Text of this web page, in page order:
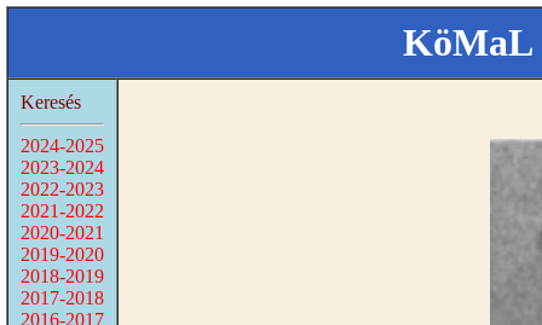
KöMaL
Keresés
2024-2025
2023-2024
2022-2023
2021-2022
2020-2021
2019-2020
2018-2019
2017-2018
2016-2017